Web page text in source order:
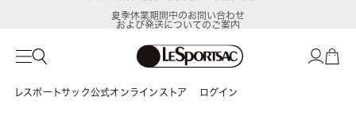
夏季休業期間中のお問い合わせ
および発送についてのご案内
レスポートサック公式オンラインストア ログイン